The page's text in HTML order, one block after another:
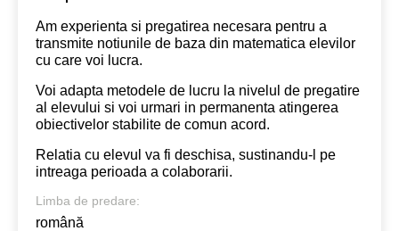
Am experienta si pregatirea necesara pentru a
transmite notiunile de baza din matematica elevilor
cu care voi lucra.
Voi adapta metodele de lucru la nivelul de pregatire
al elevului si voi urmari in permanenta atingerea
obiectivelor stabilite de comun acord.
Relatia cu elevul va fi deschisa, sustinandu-l pe
intreaga perioada a colaborarii.
Limba de predare:
română